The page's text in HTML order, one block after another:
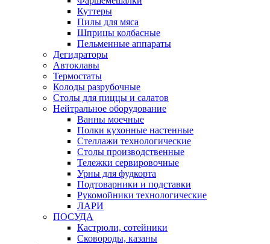
Куттеры
Пилы для мяса
Шприцы колбасные
Пельменные аппараты
Дегидраторы
Автоклавы
Термостаты
Колоды разрубочные
Столы для пиццы и салатов
Нейтральное оборудование
Ванны моечные
Полки кухонные настенные
Стеллажи технологические
Столы производственные
Тележки сервировочные
Урны для фудкорта
Подтоварники и подставки
Рукомойники технологические
ЛАРИ
ПОСУДА
Кастрюли, сотейники
Сковороды, казаны